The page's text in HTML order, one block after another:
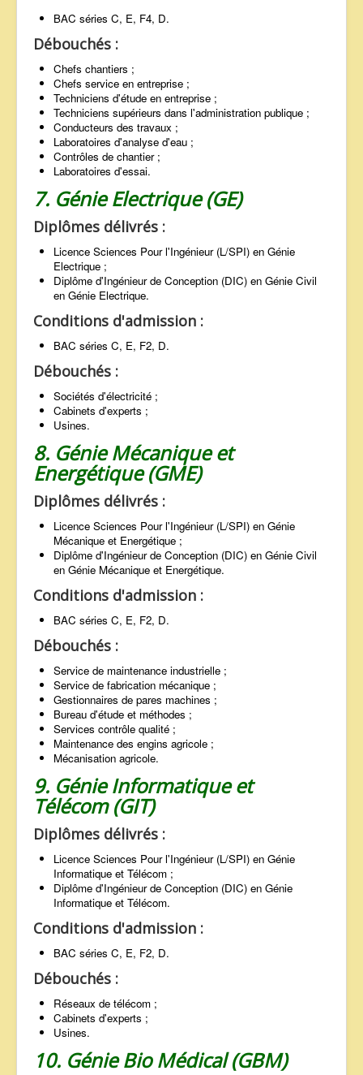
BAC séries C, E, F4, D.
Débouchés :
Chefs chantiers ;
Chefs service en entreprise ;
Techniciens d'étude en entreprise ;
Techniciens supérieurs dans l'administration publique ;
Conducteurs des travaux ;
Laboratoires d'analyse d'eau ;
Contrôles de chantier ;
Laboratoires d'essai.
7. Génie Electrique (GE)
Diplômes délivrés :
Licence Sciences Pour l'Ingénieur (L/SPI) en Génie
Electrique ;
Diplôme d'Ingénieur de Conception (DIC) en Génie Civil
en Génie Electrique.
Conditions d'admission :
BAC séries C, E, F2, D.
Débouchés :
Sociétés d'électricité ;
Cabinets d'experts ;
Usines.
8. Génie Mécanique et
Energétique (GME)
Diplômes délivrés :
Licence Sciences Pour l'Ingénieur (L/SPI) en Génie
Mécanique et Energétique ;
Diplôme d'Ingénieur de Conception (DIC) en Génie Civil
en Génie Mécanique et Energétique.
Conditions d'admission :
BAC séries C, E, F2, D.
Débouchés :
Service de maintenance industrielle ;
Service de fabrication mécanique ;
Gestionnaires de pares machines ;
Bureau d'étude et méthodes ;
Services contrôle qualité ;
Maintenance des engins agricole ;
Mécanisation agricole.
9. Génie Informatique et
Télécom (GIT)
Diplômes délivrés :
Licence Sciences Pour l'Ingénieur (L/SPI) en Génie
Informatique et Télécom ;
Diplôme d'Ingénieur de Conception (DIC) en Génie
Informatique et Télécom.
Conditions d'admission :
BAC séries C, E, F2, D.
Débouchés :
Réseaux de télécom ;
Cabinets d'experts ;
Usines.
10. Génie Bio Médical (GBM)